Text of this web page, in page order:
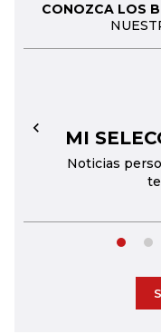
CONOZCA LOS
MI
Noticias
←